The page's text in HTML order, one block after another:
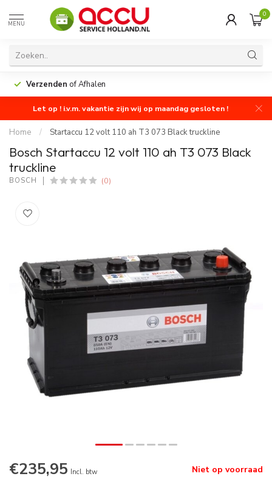
MENU
0
Verzenden of Afhalen
Let op ! i.v.m. vakantie zijn wij op maandag gesloten !
Home / Startaccu 12 volt 110 ah T3 073 Black truckline
Bosch Startaccu 12 volt 110 ah T3 073 Black
truckline
BOSCH (0)
€235,95 Incl. btw Niet op voorraad